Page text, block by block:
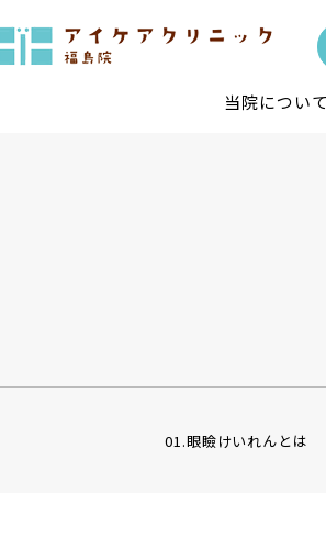
当院について
一般治療
網膜剥離
01.眼瞼けいれんとは